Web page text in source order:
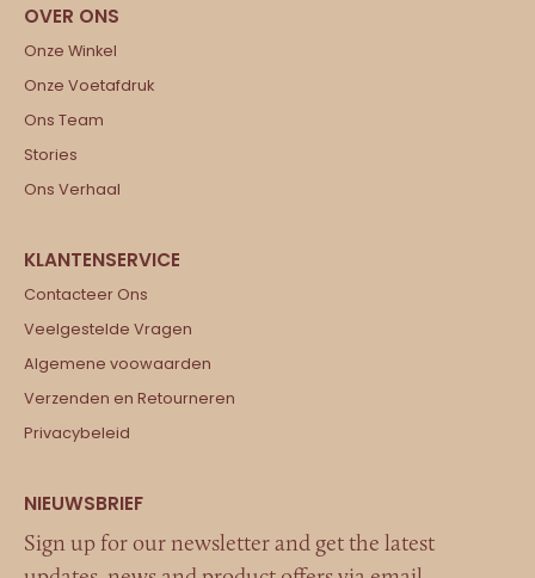
Onze Winkel
Onze Voetafdruk
Ons Team
Stories
Ons Verhaal
Contacteer Ons
Veelgestelde Vragen
Algemene voowaarden
Verzenden en Retourneren
Privacybeleid
Sign up for our newsletter and get the latest